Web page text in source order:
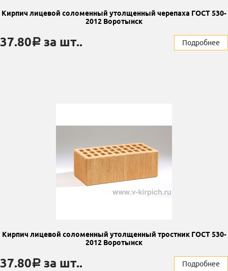
Кирпич лицевой соломенный утолщенный черепаха ГОСТ 530-
2012 Воротынск
37.80a за шт.. Подробнее
Кирпич лицевой соломенный утолщенный тростник ГОСТ 530-
2012 Воротынск
37.80a за шт.. Подробнее